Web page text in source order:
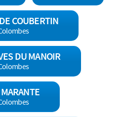
COUBERTIN
DU MANOIR